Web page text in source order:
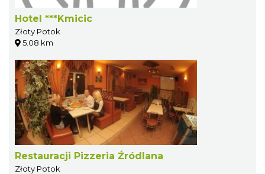
Hotel ***Kmicic
Złoty Potok
5.08 km
Restauracji Pizzeria Źródlana
Złoty Potok